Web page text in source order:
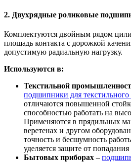
2. Двухрядные роликовые
Комплектуются двойным рядом
площадь контакта с дорожкой
допустимую радиальную нагрузку.
Используются в:
Текстильной
подшипники для текстильного
отличаются повышенной
способностью работать на
Применяются в прядильных
веретенах и другом
точность и бесшумность
уделяется защите от
Бытовых приборах –